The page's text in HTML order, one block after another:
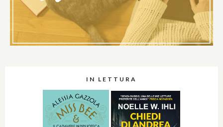
IN LETTURA